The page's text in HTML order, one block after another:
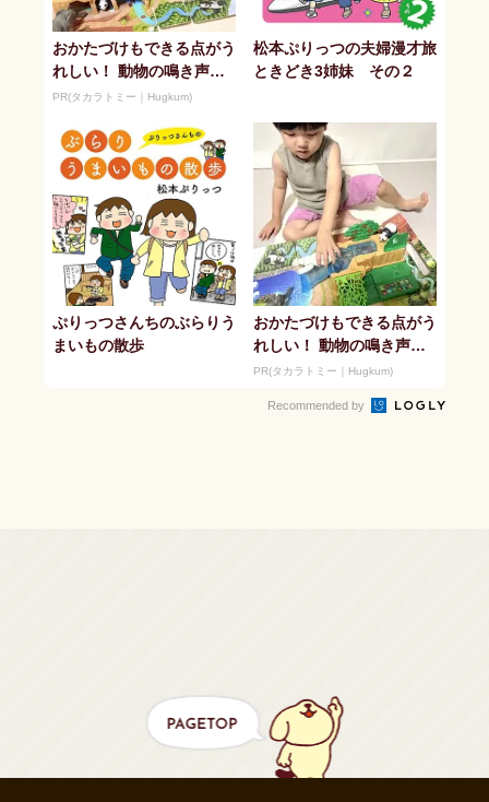
おかたづけもできる点がう
れしい！ 動物の鳴き声や
セリフが盛りだくさんの
PR(タカラトミー｜Hugkum)
松本ぷりっつの夫婦漫才旅
ときどき3姉妹 その２
ぷりっつさんちのぶらりう
まいもの散歩
おかたづけもできる点がう
れしい！ 動物の鳴き声や
セリフが盛りだくさんの
PR(タカラトミー｜Hugkum)
Recommended by